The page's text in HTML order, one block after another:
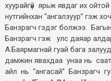
хуурайгүй ярьж явдаг их ойтой
нутгийнхан “ангалзуур” гэж
Банзрагч гэдэг болжээ.
Банзрагч гэж улс даяар
А.Баярмагнай гуай бага
дамжин явахдаа унаа нь
айл нь “ангасай” Банзрагч